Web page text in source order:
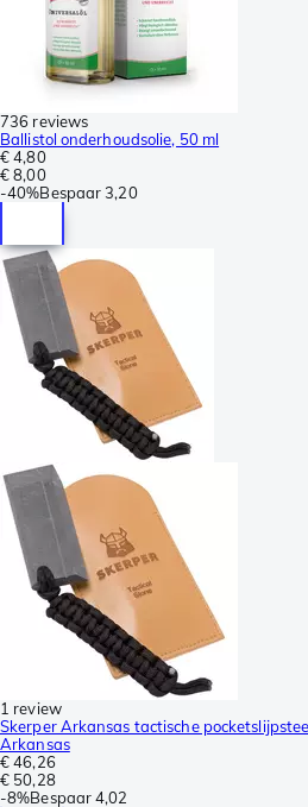
736 reviews
Ballistol onderhoudsolie, 50 ml
€ 4,80
€ 8,00
-40%Bespaar 3,20
1 review
Skerper Arkansas tactische
Arkansas
€ 46,26
€ 50,28
-8%Bespaar4,02